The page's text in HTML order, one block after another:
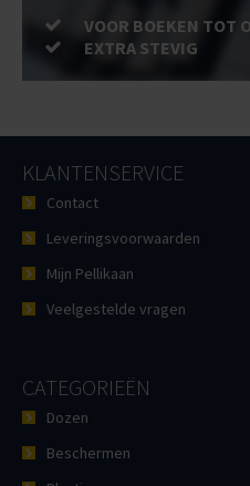
VOOR BOEKEN TOT
EXTRA STEVIG
KLANTENSERVICE
Contact
Leveringsvoorwaarden
Mijn Pellikaan
Veelgestelde vragen
CATEGORIEËN
Dozen
Beschermen